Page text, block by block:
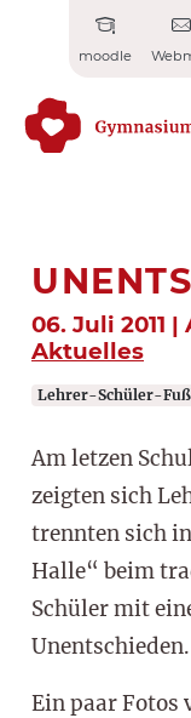
moodle
06. Juli 2011
Aktuelles
Lehrer-Schüler-
Am letzen
zeigten sich
trennten sich
Halle“ beim
Schüler mit
Unentschieden.
Ein paar Fotos